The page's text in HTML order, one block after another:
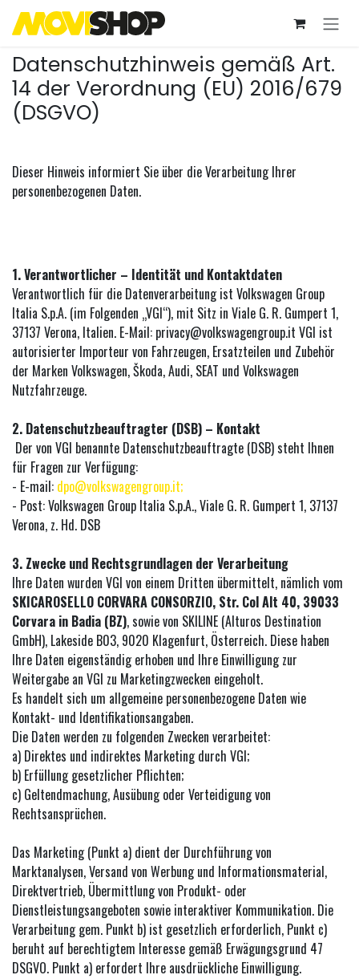
Datenschutzhinweis gemäß Art.
14 der Verordnung (EU) 2016/679
(DSGVO)
Dieser Hinweis informiert Sie über die Verarbeitung Ihrer
personenbezogenen Daten.
1. Verantwortlicher – Identität und Kontaktdaten
Verantwortlich für die Datenverarbeitung ist Volkswagen Group
Italia S.p.A. (im Folgenden „VGI“), mit Sitz in Viale G. R. Gumpert 1,
37137 Verona, Italien. E-Mail: privacy@volkswagengroup.it VGI ist
autorisierter Importeur von Fahrzeugen, Ersatzteilen und Zubehör
der Marken Volkswagen, Škoda, Audi, SEAT und Volkswagen
Nutzfahrzeuge.
2. Datenschutzbeauftragter (DSB) – Kontakt
Der von VGI benannte Datenschutzbeauftragte (DSB) steht Ihnen
für Fragen zur Verfügung:
- E-mail: dpo@volkswagengroup.it;
- Post: Volkswagen Group Italia S.p.A., Viale G. R. Gumpert 1, 37137
Verona, z. Hd. DSB
3. Zwecke und Rechtsgrundlagen der Verarbeitung
Ihre Daten wurden VGI von einem Dritten übermittelt, nämlich vom
SKICAROSELLO CORVARA CONSORZIO, Str. Col Alt 40, 39033
Corvara in Badia (BZ), sowie von SKILINE (Alturos Destination
GmbH), Lakeside B03, 9020 Klagenfurt, Österreich. Diese haben
Ihre Daten eigenständig erhoben und Ihre Einwilligung zur
Weitergabe an VGI zu Marketingzwecken eingeholt.
Es handelt sich um allgemeine personenbezogene Daten wie
Kontakt- und Identifikationsangaben.
Die Daten werden zu folgenden Zwecken verarbeitet:
a) Direktes und indirektes Marketing durch VGI;
b) Erfüllung gesetzlicher Pflichten;
c) Geltendmachung, Ausübung oder Verteidigung von
Rechtsansprüchen.
Das Marketing (Punkt a) dient der Durchführung von
Marktanalysen, Versand von Werbung und Informationsmaterial,
Direktvertrieb, Übermittlung von Produkt- oder
Dienstleistungsangeboten sowie interaktiver Kommunikation. Die
Verarbeitung gem. Punkt b) ist gesetzlich erforderlich, Punkt c)
beruht auf berechtigtem Interesse gemäß Erwägungsgrund 47
DSGVO. Punkt a) erfordert Ihre ausdrückliche Einwilligung.